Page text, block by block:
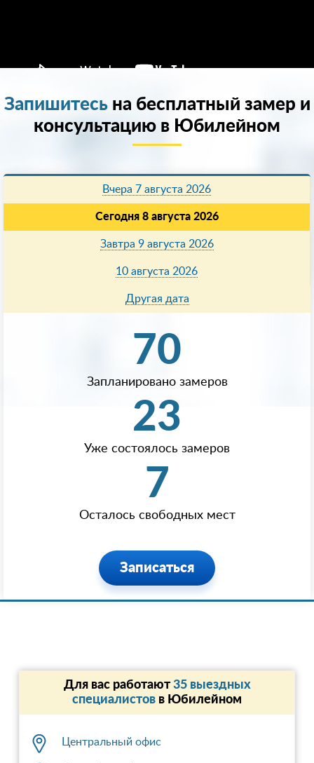
Запишитесьна бесплатный замер и
консультацию в Юбилейном
Вчера 7 августа 2026
Сегодня 8 августа 2026
Завтра 9 августа 2026
10 августа 2026
Другая дата
70
Запланировано замеров
23
Уже состоялось замеров
7
Осталось свободных мест
Записаться
Для вас работают35 выездных
специалистов в Юбилейном
Центральный офис